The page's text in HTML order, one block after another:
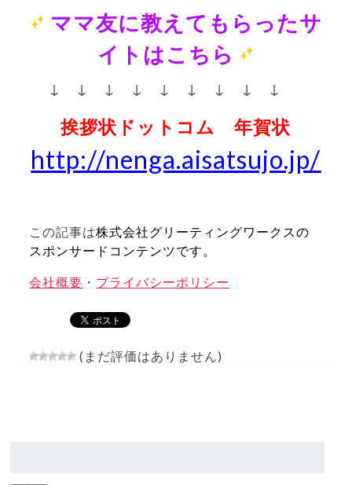
ママ友に教えてもらったサ
イトはこちら
↓ ↓ ↓ ↓ ↓ ↓ ↓ ↓ ↓
挨拶状ドットコム 年賀状
http://nenga.aisatsujo.jp/
この記事は株式会社グリーティングワークスの
スポンサードコンテンツです。
会社概要 ・ プライバシーポリシー
(まだ評価はありません)